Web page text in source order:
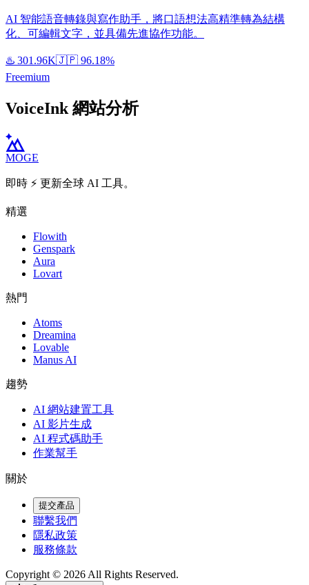
AI 智能語音轉錄與寫作助手，將口語想法高精準轉為結構
化、可編輯文字，並具備先進協作功能。
♨️ 301.96K🇯🇵 96.18%
Freemium
VoiceInk 網站分析
MOGE
即時 ⚡️ 更新全球 AI 工具。
精選
Flowith
Genspark
Aura
Lovart
熱門
Atoms
Dreamina
Lovable
Manus AI
趨勢
AI 網站建置工具
AI 影片生成
AI 程式碼助手
作業幫手
關於
提交產品
聯繫我們
隱私政策
服務條款
Copyright © 2026 All Rights Reserved.